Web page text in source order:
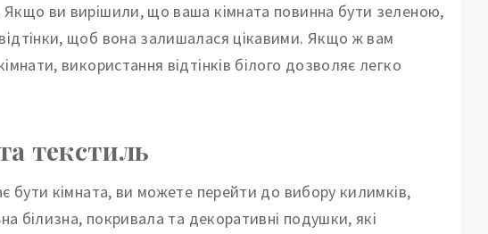
ви вирішили, що ваша кімната повинна бути зеленою,
щоб вона залишалася цікавими. Якщо ж вам
використання відтінків білого дозволяє легко
текстиль
бути кімната, ви можете перейти до вибору килимків,
білизна, покривала та декоративні подушки, які